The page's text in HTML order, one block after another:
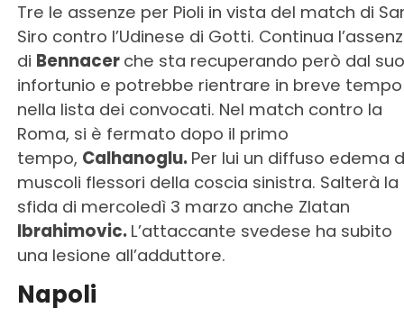
Tre le assenze per Pioli in vista del match di
Siro contro l’Udinese di Gotti. Continua
di Bennacer che sta recuperando però dal suo
infortunio e potrebbe rientrare in breve tempo
nella lista dei convocati. Nel match contro la
Roma, si è fermato dopo il primo
tempo, Calhanoglu. Per lui un diffuso edema
muscoli flessori della coscia sinistra. Salterà la
sfida di mercoledì 3 marzo anche Zlatan
Ibrahimovic. L’attaccante svedese ha subito
una lesione all’adduttore.
Napoli